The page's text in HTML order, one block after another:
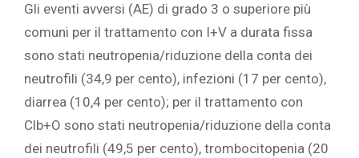
Gli eventi avversi (AE) di grado 3 o superiore più
comuni per il trattamento con I+V a durata fissa
sono stati neutropenia/riduzione della conta dei
neutrofili (34,9 per cento), infezioni (17 per cento),
diarrea (10,4 per cento); per il trattamento con
Clb+O sono stati neutropenia/riduzione della conta
dei neutrofili (49,5 per cento), trombocitopenia (20